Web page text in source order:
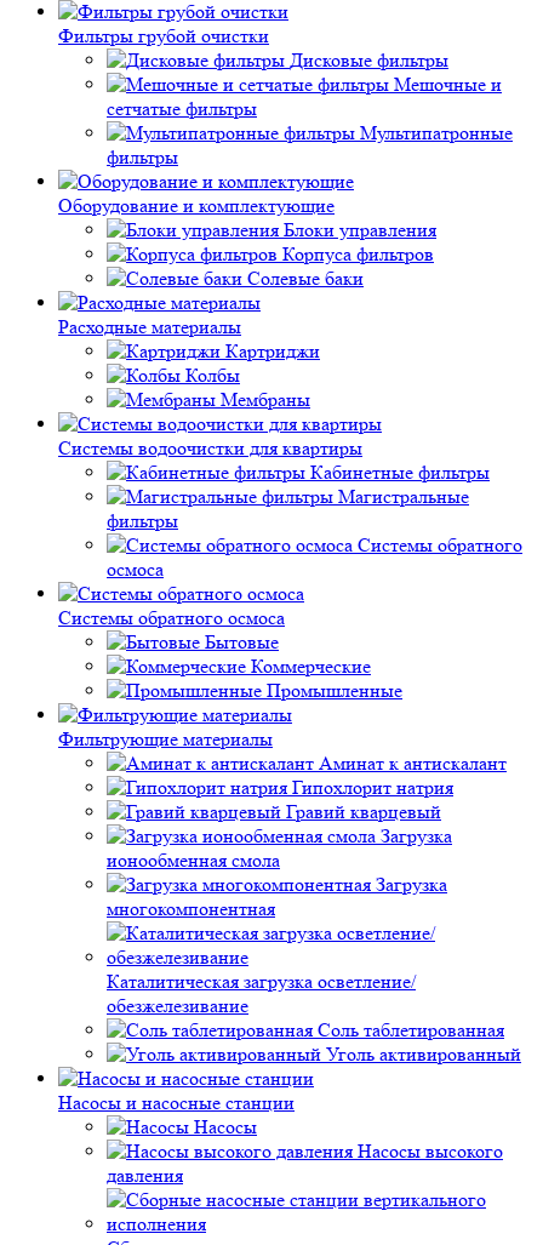
Фильтры грубой очистки
Дисковые фильтры
Мешочные и
сетчатые фильтры
Мультипатронные
фильтры
Оборудование и комплектующие
Блоки управления
Корпуса фильтров
Солевые баки
Расходные материалы
Картриджи
Колбы
Мембраны
Системы водоочистки для квартиры
Кабинетные фильтры
Магистральные
фильтры
Системы обратного
осмоса
Системы обратного осмоса
Бытовые
Коммерческие
Промышленные
Фильтрующие материалы
Аминат к антискалант
Гипохлорит натрия
Гравий кварцевый
Загрузка
ионообменная смола
Загрузка
многокомпонентная
Каталитическая загрузка осветление/
обезжелезивание
Соль таблетированная
Уголь активированный
Насосы и насосные станции
Насосы
Насосы высокого
давления